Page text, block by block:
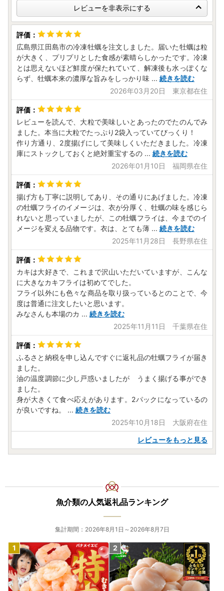
有料化が発表されております。転送の際は、ご注意くださ
い。
お届け先が変更となる場合は、事前に問い合わせ窓口へご連
絡をお願いいたします。
【ふるさと納税の対象となる地方団体の指定について】
江田島市は令和7年9月26日付総務大臣通知「ふるさと納税
の対象となる地方団体の指定について（通知）」にて、地方
税法（昭和25年法律第226号）第37条の2第2項及び第314条
の7第2項の規定に基づき、ふるさと納税の対象となる地方団
体として指定されました。
指定対象期間は、令和7年10月1日から令和8年9月30日まで
です。
【個人情報の取り扱いについて】
お寄せいただいた個人情報は、寄附金の受付、入金及び返礼
品発送に係る確認・連絡、各種お問い合わせ、寄附の使い道
のお知らせの広報等に利用するものであり、それ以外の目的
で使用するものではありません。返礼品発送に関して、必要
最低限の範囲において返礼品取扱い事業者に通知します。
------------------------------------------------
江田島市ふるさと納税お問い合わせ窓口
TEL：050-8880-8670
FAX：050-6875-5835
受付時間:9:00～17:00
(土曜日・日曜日・祝日及び年末年始を除く)
メール：etajima@steamship.co.jp
レビューを非表示にする
広島県江田島市の冷凍牡蠣を注文しました。届いた牡蠣は粒
が大きく、プリプリとした食感が素晴らしかったです。冷凍
とは思えないほど鮮度が保たれていて、解凍後も水っぽくな
らず、牡蠣本来の濃厚な旨みをしっかり味 ... 続きを読む
2026年03月20日 東京都在住
レビューを読んで、大粒で美味しいとあったのでたのんでみ
ました。本当に大粒でたっぷり2袋入っていてびっくり！
作り方通り、2度揚げにして美味しくいただきました。冷凍
庫にストックしておくと絶対重宝するの ... 続きを読む
2026年01月10日 福岡県在住
揚げ方も丁寧に説明してあり、その通りにあげました。冷凍
の牡蠣フライのイメージは、衣が分厚く、牡蠣の味を感じら
れないと思っていましたが、この牡蠣フライは、今までのイ
メージを変える品物です。衣は、とても薄 ... 続きを読む
2025年11月28日 長野県在住
カキは大好きで、これまで沢山いただいていますが、こんな
に大きなカキフライは初めてでした。
フライ以外にも色々な商品を取り扱っているとのことで、今
度は普通に注文したいと思います。
みなさんも本場のカ ... 続きを読む
2025年11月11日 千葉県在住
ふるさと納税を申し込んですぐに返礼品の牡蠣フライが届き
ました。
油の温度調節に少し戸惑いましたが うまく揚げる事ができ
ました。
身が大きくて食べ応えがあります。2パックになっているの
が良いですね。
... 続きを読む
2025年10月18日 大阪府在住
レビューをもっと見る
魚介類の人気返礼品ランキング
集計期間：2026年8月1日～2026年8月7日